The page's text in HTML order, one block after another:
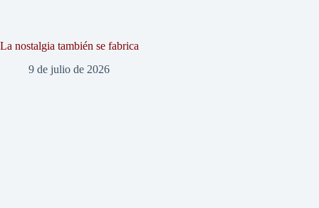
La nostalgia también se fabrica
9 de julio de 2026